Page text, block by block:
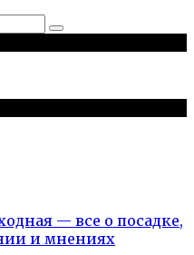
— все о посадке,
и мнениях